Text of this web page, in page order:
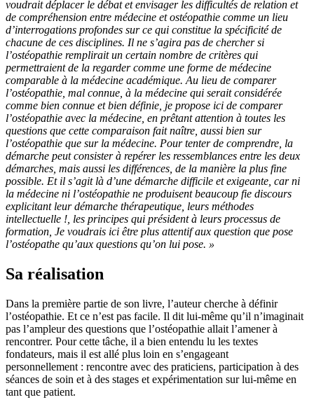
voudrait déplacer le débat et envisager les difficultés de relation et
de compréhension entre médecine et ostéopathie comme un lieu
d’interrogations profondes sur ce qui constitue la spécificité de
chacune de ces disciplines. Il ne s’agira pas de chercher si
l’ostéopathie remplirait un certain nombre de critères qui
permettraient de la regarder comme une forme de médecine
comparable à la médecine académique. Au lieu de comparer
l’ostéopathie, mal connue, à la médecine qui serait considérée
comme bien connue et bien définie, je propose ici de comparer
l’ostéopathie avec la médecine, en prêtant attention à toutes les
questions que cette comparaison fait naître, aussi bien sur
l’ostéopathie que sur la médecine. Pour tenter de comprendre, la
démarche peut consister à repérer les ressemblances entre les deux
démarches, mais aussi les différences, de la manière la plus fine
possible. Et il s’agit là d’une démarche difficile et exigeante, car ni
la médecine ni l’ostéopathie ne produisent beaucoup fie discours
explicitant leur démarche thérapeutique, leurs méthodes
intellectuelle !, les principes qui président à leurs processus de
formation, Je voudrais ici être plus attentif aux question que pose
l’ostéopathe qu’aux questions qu’on lui pose. »
Sa réalisation
Dans la première partie de son livre, l’auteur cherche à définir
l’ostéopathie. Et ce n’est pas facile. Il dit lui-même qu’il n’imaginait
pas l’ampleur des questions que l’ostéopathie allait l’amener à
rencontrer. Pour cette tâche, il a bien entendu lu les textes
fondateurs, mais il est allé plus loin en s’engageant
personnellement : rencontre avec des praticiens, participation à des
séances de soin et à des stages et expérimentation sur lui-même en
tant que patient.